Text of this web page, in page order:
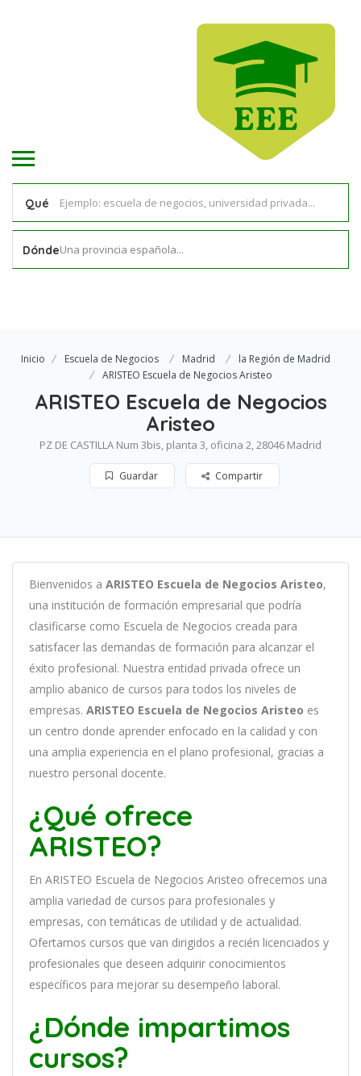
Qué
DóndeUna provincia española...
Inicio Escuela de Negocios Madrid
la Región de Madrid
ARISTEO Escuela de Negocios Aristeo
ARISTEO Escuela de Negocios
Aristeo
PZ DE CASTILLA Num 3bis, planta 3, oficina 2, 28046 Madrid
Guardar Compartir
Bienvenidos a ARISTEO Escuela de Negocios Aristeo,
una institución de formación empresarial que podría
clasificarse como Escuela de Negocios creada para
satisfacer las demandas de formación para alcanzar el
éxito profesional. Nuestra entidad privada ofrece un
amplio abanico de cursos para todos los niveles de
empresas. ARISTEO Escuela de Negocios Aristeo es
un centro donde aprender enfocado en la calidad y con
una amplia experiencia en el plano profesional, gracias a
nuestro personal docente.
¿Qué ofrece
ARISTEO?
En ARISTEO Escuela de Negocios Aristeo ofrecemos una
amplia variedad de cursos para profesionales y
empresas, con temáticas de utilidad y de actualidad.
Ofertamos cursos que van dirigidos a recién licenciados y
profesionales que deseen adquirir conocimientos
específicos para mejorar su desempeño laboral.
¿Dónde impartimos
cursos?